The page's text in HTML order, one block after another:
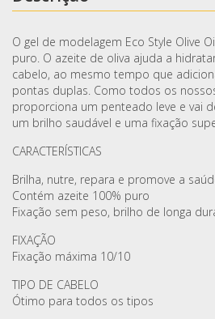
O gel de modelagem Eco Style Olive
puro. O azeite de oliva ajuda a
cabelo, ao mesmo tempo que
pontas duplas. Como todos os
proporciona um penteado leve e vai
um brilho saudável e uma fixação
CARACTERÍSTICAS
Brilha, nutre, repara e promove a
Contém azeite 100% puro
Fixação sem peso, brilho de longa
FIXAÇÃO
Fixação máxima 10/10
TIPO DE CABELO
Ótimo para todos os tipos